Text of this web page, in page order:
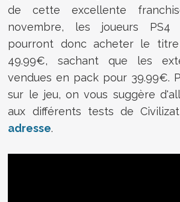
de cette excellente
novembre, les joueurs
pourront donc acheter le
49.99€, sachant que les
vendues en pack pour 39.99€.
sur le jeu, on vous suggère
aux différents tests de
adresse.